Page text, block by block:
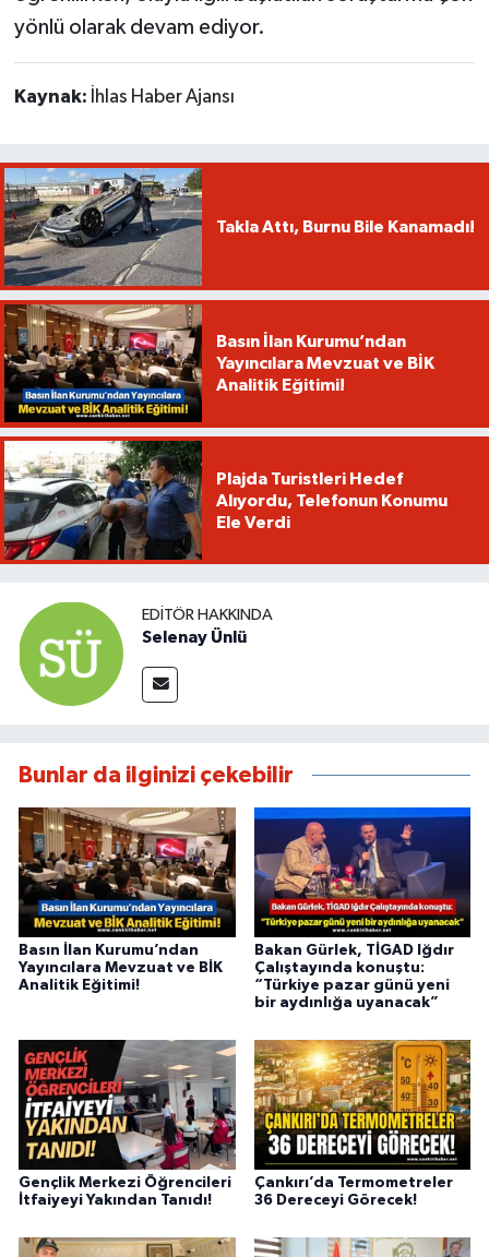
yönlü olarak devam ediyor.
Kaynak: İhlas Haber Ajansı
Takla Attı, Burnu Bile Kanamadı!
Basın İlan Kurumu’ndan
Yayıncılara Mevzuat ve BİK
Analitik Eğitimi!
Plajda Turistleri Hedef
Alıyordu, Telefonun Konumu
Ele Verdi
EDITÖR HAKKINDA
Selenay Ünlü
Bunlar da ilginizi çekebilir
Basın İlan Kurumu’ndan
Yayıncılara Mevzuat ve BİK
Analitik Eğitimi!
Bakan Gürlek, TİGAD Iğdır
Çalıştayında konuştu:
“Türkiye pazar günü yeni
bir aydınlığa uyanacak”
Gençlik Merkezi Öğrencileri
İtfaiyeyi Yakından Tanıdı!
Çankırı’da Termometreler
36 Dereceyi Görecek!